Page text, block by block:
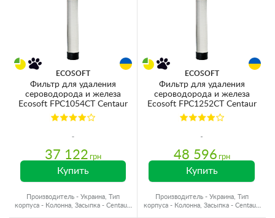
ECOSOFT
Фильтр для удаления
сероводорода и железа
Ecosoft FPC1054CT Centaur
37 122 грн
Купить
Производитель - Украина, Тип
корпуса - Колонна, Засыпка - Centaur,
ECOSOFT
Фильтр для удаления
сероводорода и железа
Ecosoft FPC1252CT Centaur
48 596 грн
Купить
Производитель - Украина, Тип
корпуса - Колонна, Засыпка - Centaur,